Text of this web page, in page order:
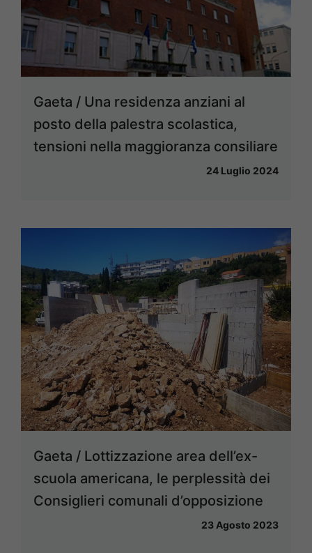
Gaeta / Una residenza anziani al
posto della palestra scolastica,
tensioni nella maggioranza consiliare
24 Luglio 2024
Gaeta / Lottizzazione area dell’ex-
scuola americana, le perplessità dei
Consiglieri comunali d’opposizione
23 Agosto 2023